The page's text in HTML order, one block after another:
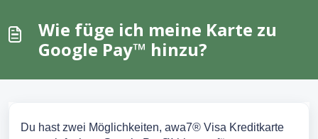
Wie füge ich meine Karte zu
Google Pay™ hinzu?
Du hast zwei Möglichkeiten, awa7® Visa Kreditkarte